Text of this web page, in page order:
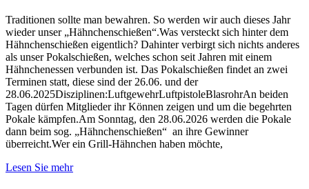
Traditionen sollte man bewahren. So werden wir auch dieses Jahr
wieder unser „Hähnchenschießen“.Was versteckt sich hinter dem
Hähnchenschießen eigentlich? Dahinter verbirgt sich nichts anderes
als unser Pokalschießen, welches schon seit Jahren mit einem
Hähnchenessen verbunden ist. Das Pokalschießen findet an zwei
Terminen statt, diese sind der 26.06. und der
28.06.2025Disziplinen:LuftgewehrLuftpistoleBlasrohrAn beiden
Tagen dürfen Mitglieder ihr Können zeigen und um die begehrten
Pokale kämpfen.Am Sonntag, den 28.06.2026 werden die Pokale
dann beim sog. „Hähnchenschießen“ an ihre Gewinner
überreicht.Wer ein Grill-Hähnchen haben möchte,
Lesen Sie mehr